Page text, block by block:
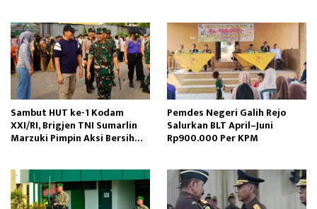
Sambut HUT ke-1 Kodam
XXI/RI, Brigjen TNI Sumarlin
Marzuki Pimpin Aksi Bersih
Pemdes Negeri Galih Rejo
Salurkan BLT April–Juni
Rp900.000 Per KPM